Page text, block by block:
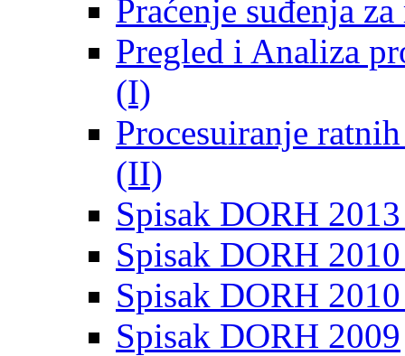
Praćenje suđenja
Pregled i Analiza
(I)
Procesuiranje
(II)
Spisak DORH
Spisak DORH
Spisak DORH
Spisak DORH 2009